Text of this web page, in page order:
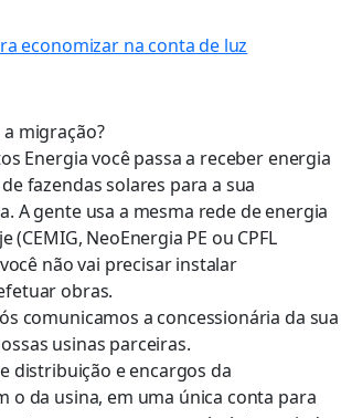
economizar na conta de luz
migração?
Energia você passa a receber energia
fazendas solares para a sua
A gente usa a mesma rede de energia
(CEMIG, NeoEnergia PE ou CPFL
não vai precisar instalar
obras.
comunicamos a concessionária da sua
usinas parceiras.
distribuição e encargos da
o da usina, em uma única conta para